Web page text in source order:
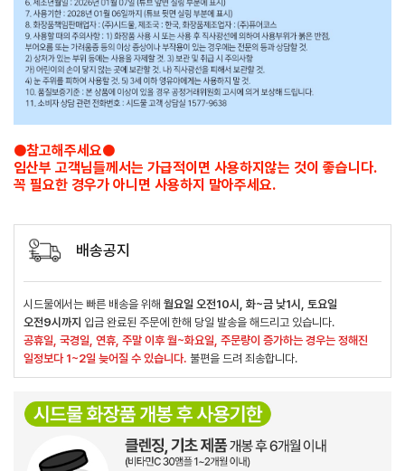
●참고해주세요●
임산부 고객님들께서는 가급적이면 사용하지않는 것이 좋습니다.
꼭 필요한 경우가 아니면 사용하지 말아주세요.
배송공지
시드물에서는 빠른 배송을 위해 월요일 오전10시, 화~금 낮1시, 토요일
오전9시까지 입금 완료된 주문에 한해 당일 발송을 해드리고 있습니다.
공휴일, 국경일, 연휴, 주말 이후 월~화요일, 주문량이 증가하는 경우는 정해진
일정보다 1~2일 늦어질 수 있습니다. 불편을 드려 죄송합니다.